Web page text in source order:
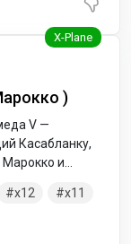
)
V —
Касабланку,
и
Располагает
x12
x11